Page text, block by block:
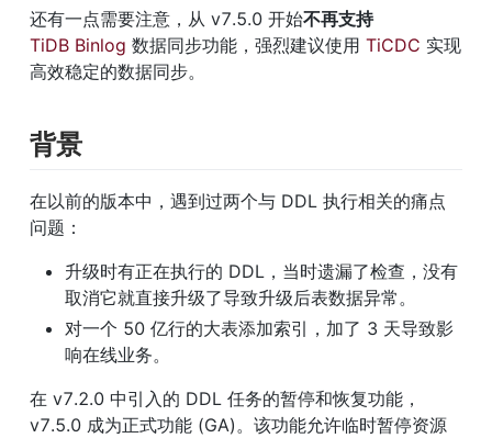
还有一点需要注意，从 v7.5.0 开始不再支持
TiDB Binlog 数据同步功能，强烈建议使用 TiCDC 实现
高效稳定的数据同步。
背景
在以前的版本中，遇到过两个与 DDL 执行相关的痛点
问题：
升级时有正在执行的 DDL，当时遗漏了检查，没有
取消它就直接升级了导致升级后表数据异常。
对一个 50 亿行的大表添加索引，加了 3 天导致影
响在线业务。
在 v7.2.0 中引入的 DDL 任务的暂停和恢复功能，
v7.5.0 成为正式功能 (GA)。该功能允许临时暂停资源